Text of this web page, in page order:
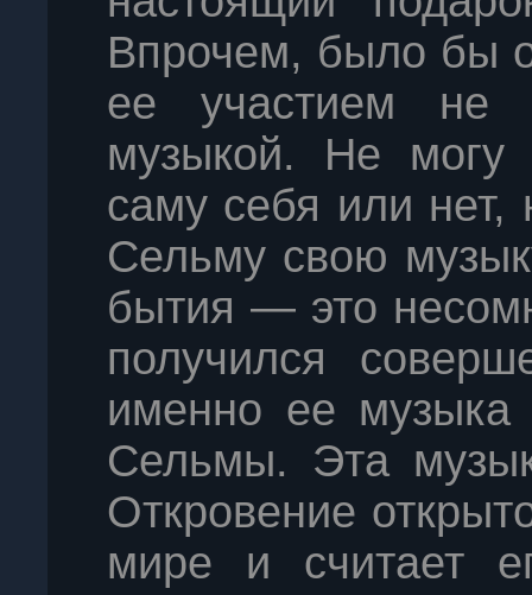
Впрочем, было бы
ее участием
музыкой. Не могу
саму себя или нет,
Сельму свою
бытия — это
получился
именно ее музыка
Сельмы. Эта
Откровение
мире и считает